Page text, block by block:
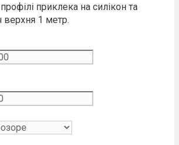
приклека на силікон та
верхня 1 метр.